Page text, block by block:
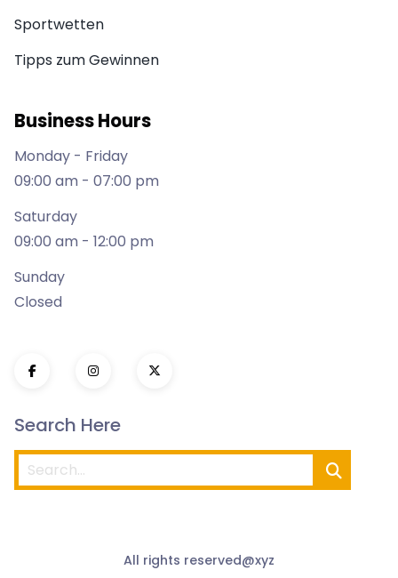
Sportwetten
Tipps zum Gewinnen
Business Hours
Monday - Friday
09:00 am - 07:00 pm
Saturday
09:00 am - 12:00 pm
Sunday
Closed
Search Here
All rights reserved@xyz